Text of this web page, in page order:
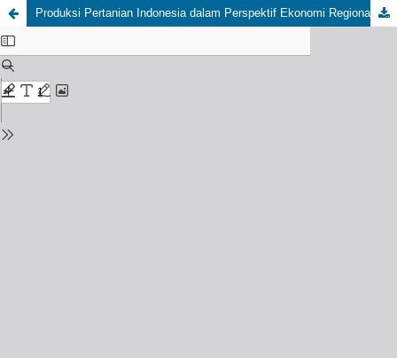
Produksi Pertanian Indonesia dalam Perspektif Ekonomi Regional: Studi Cross Section 2024